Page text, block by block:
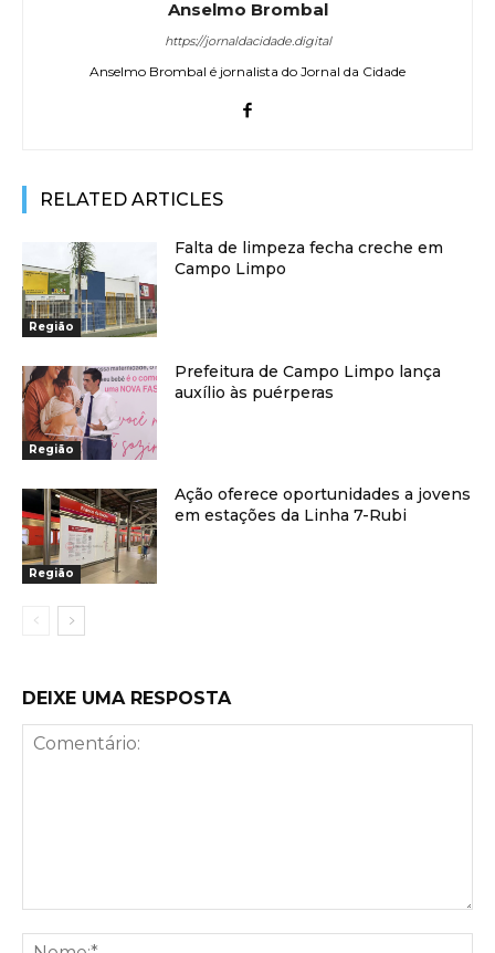
Anselmo Brombal
https://jornaldacidade.digital
Anselmo Brombal é jornalista do Jornal da Cidade
RELATED ARTICLES
Região
Falta de limpeza fecha creche em
Campo Limpo
Região
Prefeitura de Campo Limpo lança
auxílio às puérperas
Região
Ação oferece oportunidades a jovens
em estações da Linha 7-Rubi
DEIXE UMA RESPOSTA